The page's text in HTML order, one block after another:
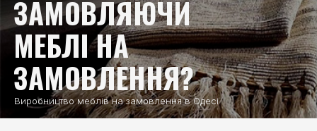
ЗАМОВЛЯЮЧИ
МЕБЛІ НА
ЗАМОВЛЕННЯ?
Виробництво меблів на замовлення в Одесі